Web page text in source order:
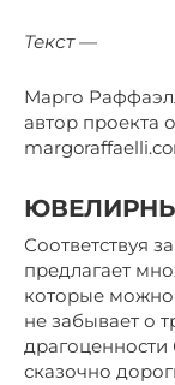
Текст —
Марго
автор проекта
Соответствуя
предлагает
которые
не забывает о
сказочно